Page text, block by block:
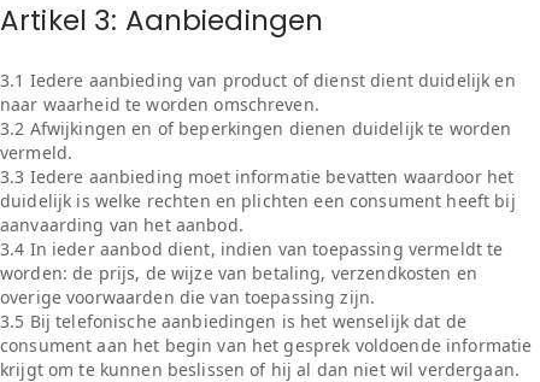
Artikel 3: Aanbiedingen
3.1 Iedere aanbieding van product of dienst dient duidelijk en
naar waarheid te worden omschreven.
3.2 Afwijkingen en of beperkingen dienen duidelijk te worden
vermeld.
3.3 Iedere aanbieding moet informatie bevatten waardoor het
duidelijk is welke rechten en plichten een consument heeft bij
aanvaarding van het aanbod.
3.4 In ieder aanbod dient, indien van toepassing vermeldt te
worden: de prijs, de wijze van betaling, verzendkosten en
overige voorwaarden die van toepassing zijn.
3.5 Bij telefonische aanbiedingen is het wenselijk dat de
consument aan het begin van het gesprek voldoende informatie
krijgt om te kunnen beslissen of hij al dan niet wil verdergaan.